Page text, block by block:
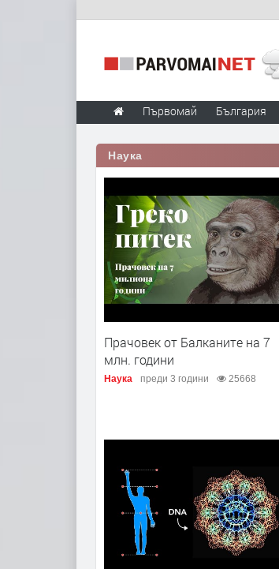
Първомай България
Наука
Прачовек от Балканите на 7
млн. години
Наука преди 3 години 25668